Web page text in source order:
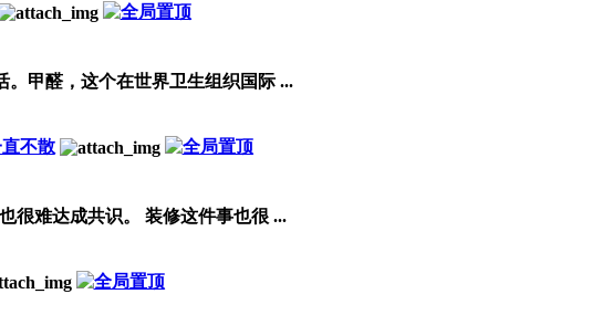
甲醛，这个在世界卫生组织国际 ...
不散
很难达成共识。 装修这件事也很 ...